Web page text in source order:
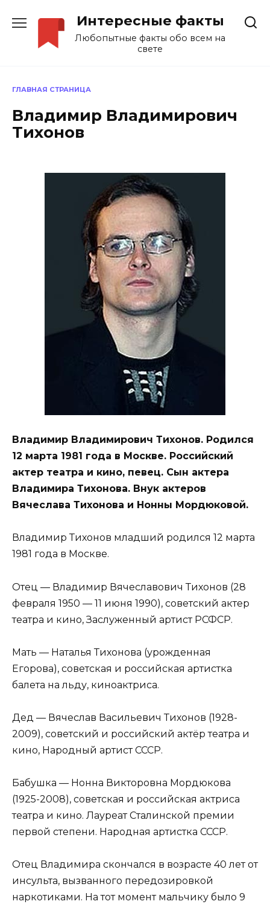
содержанию
Интересные факты
Любопытные факты обо всем на
свете
ГЛАВНАЯ СТРАНИЦА
Владимир Владимирович
Тихонов
Владимир Владимирович Тихонов. Родился
12 марта 1981 года в Москве. Российский
актер театра и кино, певец. Сын актера
Владимира Тихонова. Внук актеров
Вячеслава Тихонова и Нонны Мордюковой.
Владимир Тихонов младший родился 12 марта
1981 года в Москве.
Отец — Владимир Вячеславович Тихонов (28
февраля 1950 — 11 июня 1990), советский актер
театра и кино, Заслуженный артист РСФСР.
Мать — Наталья Тихонова (урожденная
Егорова), советская и российская артистка
балета на льду, киноактриса.
Дед — Вячеслав Васильевич Тихонов (1928-
2009), советский и российский актёр театра и
кино, Народный артист СССР.
Бабушка — Нонна Викторовна Мордюкова
(1925-2008), советская и российская актриса
театра и кино. Лауреат Сталинской премии
первой степени. Народная артистка СССР.
Отец Владимира скончался в возрасте 40 лет от
инсульта, вызванного передозировкой
наркотиками. На тот момент мальчику было 9